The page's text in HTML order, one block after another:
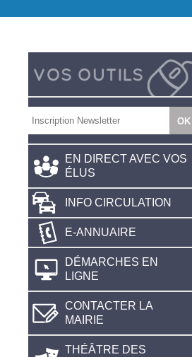
EN DIRECT AVEC VOS
ÉLUS
INFO CIRCULATION
E-ANNUAIRE
DÉMARCHES EN
LIGNE
CONTACTER LA
MAIRIE
THÉÂTRE DES